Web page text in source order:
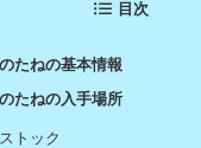
目次
たねの基本情報
たねの入手場所
トック